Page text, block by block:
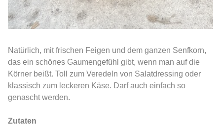
Natürlich, mit frischen Feigen und dem ganzen Senfkorn,
das ein schönes Gaumengefühl gibt, wenn man auf die
Körner beißt. Toll zum Veredeln von Salatdressing oder
klassisch zum leckeren Käse. Darf auch einfach so
genascht werden.
Zutaten